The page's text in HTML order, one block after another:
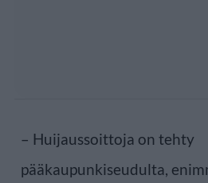
– Huijaussoittoja on tehty
pääkaupunkiseudulta,